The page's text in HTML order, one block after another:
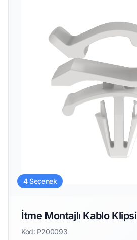
4 Seçenek
İtme Montajlı Kablo Klipsi
Kod: P200093